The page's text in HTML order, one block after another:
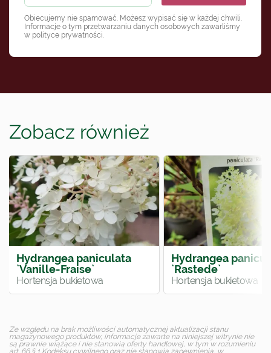
Obiecujemy nie spamować. Możesz wypisać się w każdej chwili.
Informacje o tym przetwarzaniu danych osobowych zawarliśmy
w polityce prywatności
Zobacz również
Hydrangea paniculata
`Vanille-Fraise`
Hortensja bukietowa
Hydrangea
`Rastede`
Hortensja bukietowa
Ze względu na brak możliwości automatycznej aktualizacji stanu
magazynowego produktów, informacje zawarte na niniejszej witrynie nie
są prawnie wiążące i nie stanowią oferty handlowej, w tym w rozumieniu
art. 66 § 1 Kodeksu cywilnego oraz nie stanowią zapewnienia, w